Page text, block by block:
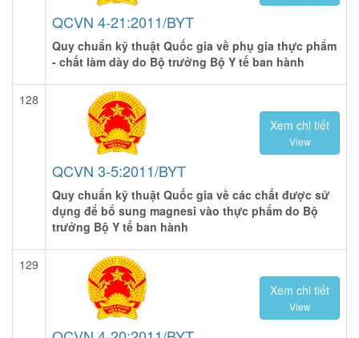
QCVN 4-21:2011/BYT
Quy chuẩn kỹ thuật Quốc gia về phụ gia thực phẩm
- chất làm dày do Bộ trưởng Bộ Y tế ban hành
128
QCVN 3-5:2011/BYT
Quy chuẩn kỹ thuật Quốc gia về các chất được sử
dụng để bổ sung magnesi vào thực phẩm do Bộ
trưởng Bộ Y tế ban hành
Xem chi tiết
View
129
Xem chi tiết
View